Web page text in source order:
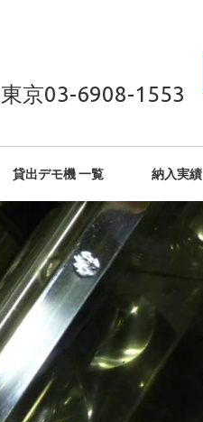
京03-6908-1553
貸出デモ機 一覧 納入実績